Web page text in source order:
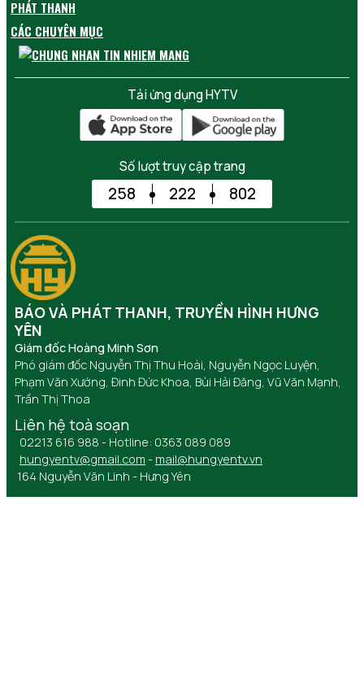
PHÁT THANH
CÁC CHUYÊN MỤC
Tải ứng dụng HYTV
Số lượt truy cập trang
258 222 802
BÁO VÀ PHÁT THANH, TRUYỀN HÌNH HƯNG
YÊN
Giám đốc Hoàng Minh Sơn
Phó giám đốc Nguyễn Thị Thu Hoài, Nguyễn Ngọc Luyện,
Phạm Văn Xướng, Đinh Đức Khoa, Bùi Hải Đăng, Vũ Văn Mạnh,
Trần Thị Thoa
Liên hệ toà soạn
02213 616 988 - Hotline: 0363 089 089
hungyentv@gmail.com - mail@hungyentv.vn
164 Nguyễn Văn Linh - Hưng Yên